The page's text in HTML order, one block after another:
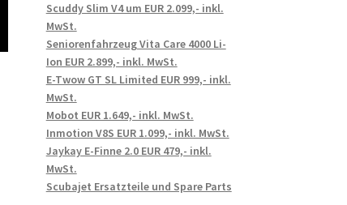
Scuddy Slim V4 um EUR 2.099,- inkl.
MwSt.
Seniorenfahrzeug Vita Care 4000 Li-
Ion EUR 2.899,- inkl. MwSt.
E-Twow GT SL Limited EUR 999,- inkl.
MwSt.
Mobot EUR 1.649,- inkl. MwSt.
Inmotion V8S EUR 1.099,- inkl. MwSt.
Jaykay E-Finne 2.0 EUR 479,- inkl.
MwSt.
Scubajet Ersatzteile und Spare Parts